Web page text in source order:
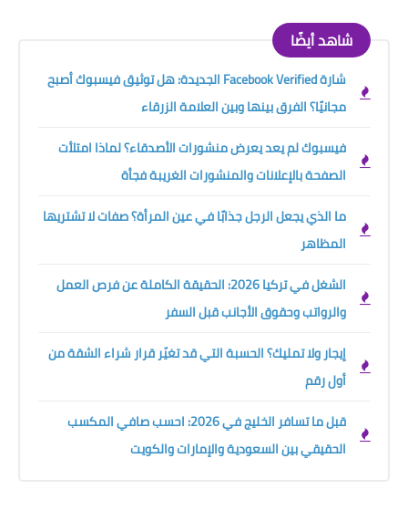
شاهد أيضًا
شارة Facebook Verified الجديدة: هل توثيق فيسبوك أصبح
مجانيًا؟ الفرق بينها وبين العلامة الزرقاء
فيسبوك لم يعد يعرض منشورات الأصدقاء؟ لماذا امتلأت
الصفحة بالإعلانات والمنشورات الغريبة فجأة
ما الذي يجعل الرجل جذابًا في عين المرأة؟ صفات لا تشتريها
المظاهر
الشغل في تركيا 2026: الحقيقة الكاملة عن فرص العمل
والرواتب وحقوق الأجانب قبل السفر
إيجار ولا تمليك؟ الحسبة التي قد تغيّر قرار شراء الشقة من
أول رقم
قبل ما تسافر الخليج في 2026: احسب صافي المكسب
الحقيقي بين السعودية والإمارات والكويت